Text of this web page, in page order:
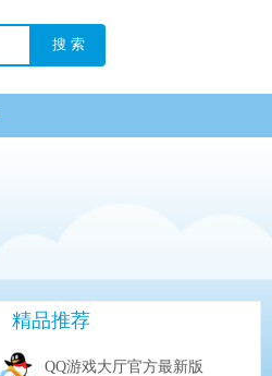
搜 索
精品推荐
QQ游戏大厅官方最新版